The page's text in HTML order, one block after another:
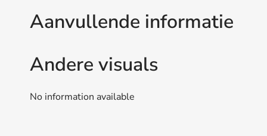
Aanvullende informatie
Andere visuals
No information available